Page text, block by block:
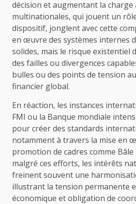
décision et augmentant la charge
multinationales, qui jouent un
dispositif, jonglent avec cette
en œuvre des systèmes internes
solides, mais le risque existentiel
des failles ou divergences
bulles ou des points de tension
financier global.
En réaction, les instances
FMI ou la Banque mondiale
pour créer des standards
notamment à travers la mise en
promotion de cadres comme
malgré ces efforts, les intérêts
freinent souvent une
illustrant la tension permanente
économique et obligation de